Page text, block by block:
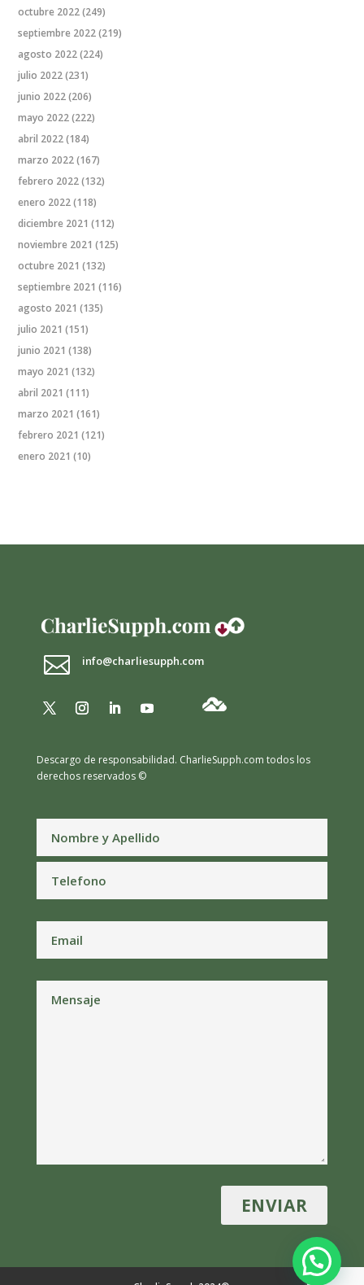
octubre 2022(249)
septiembre 2022(219)
agosto 2022(224)
julio 2022(231)
junio 2022(206)
mayo 2022(222)
abril 2022(184)
marzo 2022(167)
febrero 2022(132)
enero 2022(118)
diciembre 2021 (112)
noviembre 2021 (125)
octubre 2021 (132)
septiembre 2021 (116)
agosto 2021 (135)
julio 2021 (151)
junio 2021 (138)
mayo 2021 (132)
abril 2021 (111)
marzo 2021 (161)
febrero 2021 (121)
enero 2021 (10)
 info@charliesupph.com
Descargo de responsabilidad. CharlieSupph.com todos los
derechos reservados ©